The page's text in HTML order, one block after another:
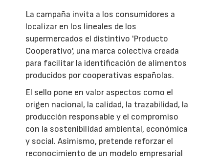
La campaña invita a los consumidores a
localizar en los lineales de los
supermercados el distintivo 'Producto
Cooperativo', una marca colectiva creada
para facilitar la identificación de alimentos
producidos por cooperativas españolas.
El sello pone en valor aspectos como el
origen nacional, la calidad, la trazabilidad, la
producción responsable y el compromiso
con la sostenibilidad ambiental, económica
y social. Asimismo, pretende reforzar el
reconocimiento de un modelo empresarial